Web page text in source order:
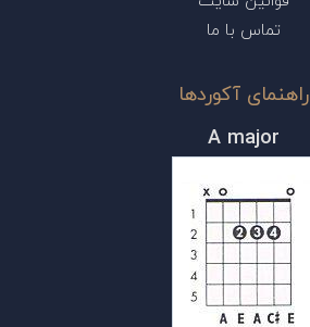
تماس با ما
راهنمای آکوردها
A major